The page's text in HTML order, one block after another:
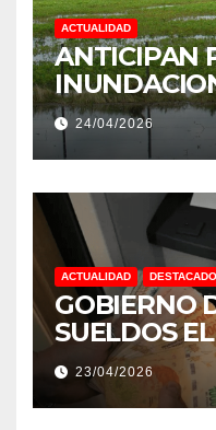
ACTUALIDAD
ANTICIPAN
EXTREMOS:
NIÑO MUY
24/04/2026
ACTUALIDAD
GOBIERNO
SUELDOS
ABRIL, CON
AUMENTO
23/04/2026